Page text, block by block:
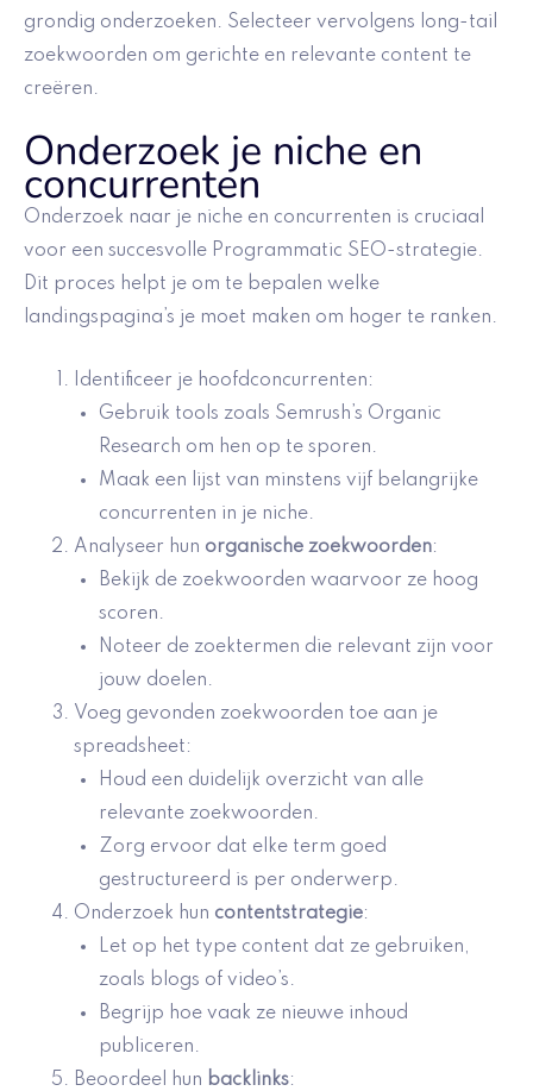
grondig onderzoeken. Selecteer vervolgens long-tail
zoekwoorden om gerichte en relevante content te
creëren.
Onderzoek je niche en
concurrenten
Onderzoek naar je niche en concurrenten is cruciaal
voor een succesvolle Programmatic SEO-strategie.
Dit proces helpt je om te bepalen welke
landingspagina’s je moet maken om hoger te ranken.
Identificeer je hoofdconcurrenten:
Gebruik tools zoals Semrush’s Organic
Research om hen op te sporen.
Maak een lijst van minstens vijf belangrijke
concurrenten in je niche.
Analyseer hun organische zoekwoorden:
Bekijk de zoekwoorden waarvoor ze hoog
scoren.
Noteer de zoektermen die relevant zijn voor
jouw doelen.
Voeg gevonden zoekwoorden toe aan je
spreadsheet:
Houd een duidelijk overzicht van alle
relevante zoekwoorden.
Zorg ervoor dat elke term goed
gestructureerd is per onderwerp.
Onderzoek hun contentstrategie:
Let op het type content dat ze gebruiken,
zoals blogs of video’s.
Begrijp hoe vaak ze nieuwe inhoud
publiceren.
Beoordeel hun backlinks: